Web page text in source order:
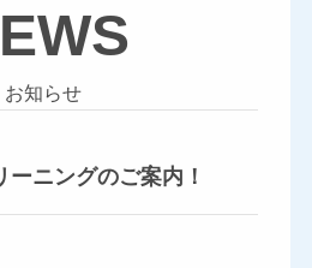
お知らせ
ニングのご案内！